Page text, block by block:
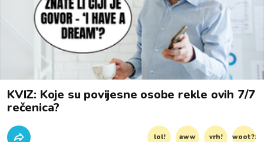
KVIZ: Koje su povijesne osobe rekle ovih 7/7
rečenica?
lol! aww vrh! woot?!